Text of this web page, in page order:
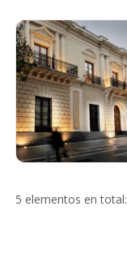
5 elementos en total: